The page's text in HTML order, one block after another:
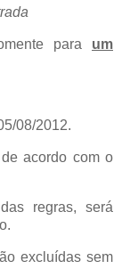
para um
08/2012.
acordo com o
regras, será
excluídas sem